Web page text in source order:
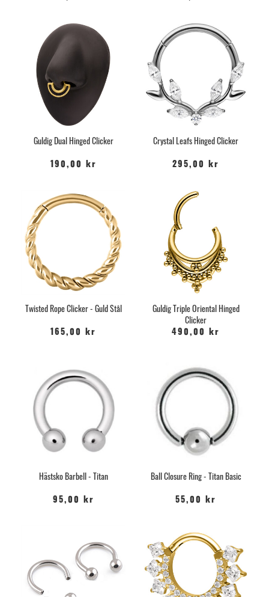
Guldig Dual Hinged Clicker
190,00 kr
Crystal Leafs Hinged Clicker
295,00 kr
Twisted Rope Clicker - Guld Stål
165,00 kr
Guldig Triple Oriental Hinged
Clicker
490,00 kr
Hästsko Barbell - Titan
95,00 kr
Ball Closure Ring - Titan Basic
55,00 kr